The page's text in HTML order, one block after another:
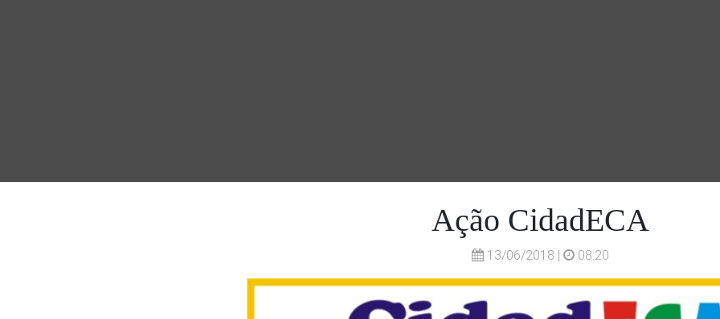
Ação CidadECA
13/06/2018 | 08:20